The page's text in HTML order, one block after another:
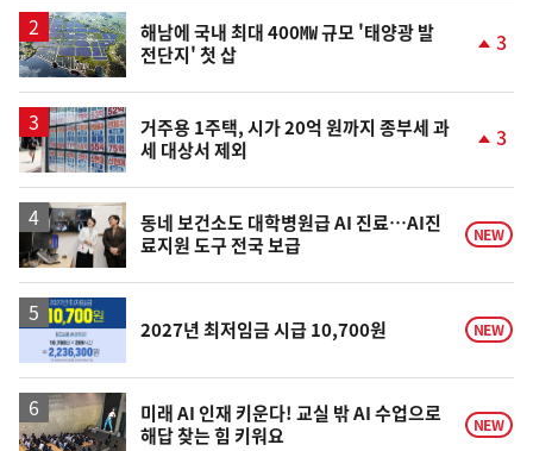
해남에 국내 최대 400㎿ 규모 '태양광 발
전단지' 첫 삽
상
3
거주용 1주택, 시가 20억 원까지 종부세 과
세 대상서 제외
상
승
3
동네 보건소도 대학병원급 AI 진료…AI진
료지원 도구 전국 보급
NEW
2027년 최저임금 시급 10,700원 NEW
미래 AI 인재 키운다! 교실 밖 AI 수업으로
해답 찾는 힘 키워요
NEW